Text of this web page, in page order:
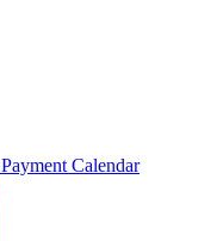
Payment Calendar